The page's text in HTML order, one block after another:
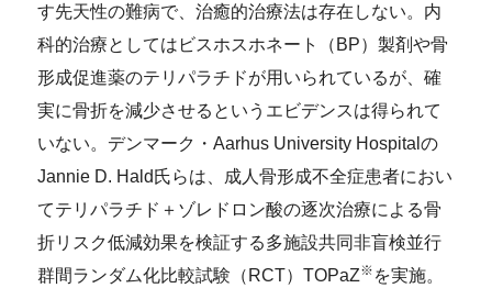
す先天性の難病で、治癒的治療法は存在しない。内
科的治療としてはビスホスホネート（BP）製剤や骨
形成促進薬のテリパラチドが用いられているが、確
実に骨折を減少させるというエビデンスは得られて
いない。デンマーク・Aarhus University Hospitalの
Jannie D. Hald氏らは、成人骨形成不全症患者におい
てテリパラチド＋ゾレドロン酸の逐次治療による骨
折リスク低減効果を検証する多施設共同非盲検並行
群間ランダム化比較試験（RCT）TOPaZ※ を実施。